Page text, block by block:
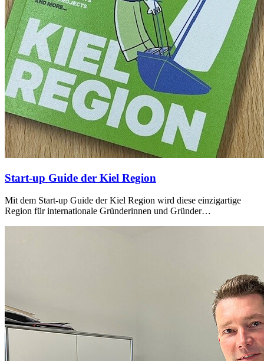
Start-up Guide der Kiel Region
Mit dem Start-up Guide der Kiel Region wird diese einzigartige
Region für internationale Gründerinnen und Gründer…